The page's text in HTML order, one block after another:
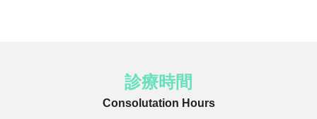
診療時間
Consolutation Hours